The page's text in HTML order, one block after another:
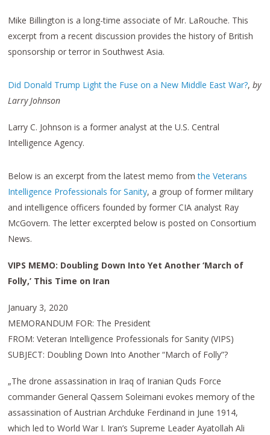
Mike Billington is a long-time associate of Mr. LaRouche. This
excerpt from a recent discussion provides the history of British
sponsorship or terror in Southwest Asia.
Did Donald Trump Light the Fuse on a New Middle East War?,by
Larry Johnson
Larry C. Johnson is a former analyst at the U.S. Central
Intelligence Agency.
Below is an excerpt from the latest memo fromthe Veterans
Intelligence Professionals for Sanity, a group of former military
and intelligence officers founded by former CIA analyst Ray
McGovern. The letter excerpted below is posted on Consortium
News.
VIPS MEMO: Doubling Down Into Yet Another ‘March of
Folly,’ This Time on Iran
January 3, 2020
MEMORANDUM FOR: The President
FROM: Veteran Intelligence Professionals for Sanity (VIPS)
SUBJECT: Doubling Down Into Another “March of Folly”?
„The drone assassination in Iraq of Iranian Quds Force
commander General Qassem Soleimani evokes memory of the
assassination of Austrian Archduke Ferdinand in June 1914,
which led to World War I. Iran’s Supreme Leader Ayatollah Ali